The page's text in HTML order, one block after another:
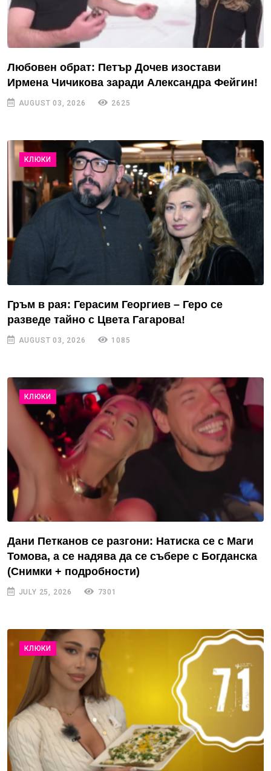
Любовен обрат: Петър Дочев изостави
Ирмена Чичикова заради Александра Фейгин!
AUGUST 03, 2026 2625
КЛЮКИ
Гръм в рая: Герасим Георгиев – Геро се
разведе тайно с Цвета Гагарова!
AUGUST 03, 2026 1085
КЛЮКИ
Дани Петканов се разгони: Натиска се с Маги
Томова, а се надява да се събере с Богданска
(Снимки + подробности)
JULY 25, 2026 7301
КЛЮКИ